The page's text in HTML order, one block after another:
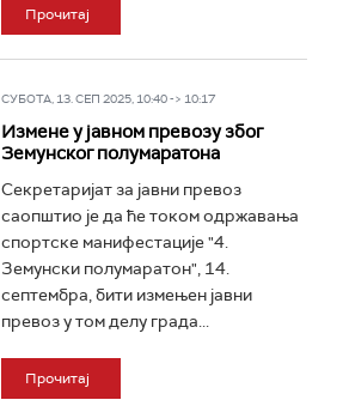
Прочитај
СУБОТА, 13. СЕП 2025, 10:40 -> 10:17
Измене у јавном превозу због
Земунског полумаратона
Секретаријат за јавни превоз
саопштио је да ће током одржавања
спортске манифестације "4.
Земунски полумаратон", 14.
септембра, бити измењен јавни
превоз у том делу града...
Прочитај